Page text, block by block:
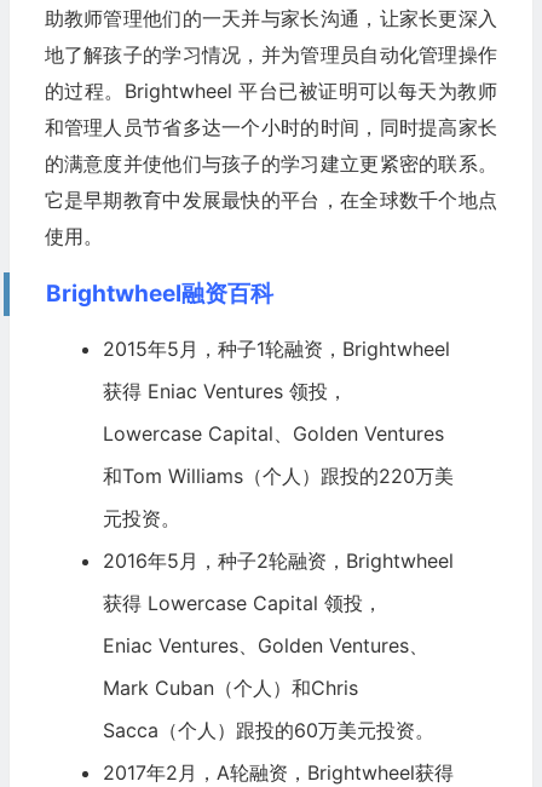
助教师管理他们的一天并与家长沟通，让家长更深入
地了解孩子的学习情况，并为管理员自动化管理操作
的过程。Brightwheel 平台已被证明可以每天为教师
和管理人员节省多达一个小时的时间，同时提高家长
的满意度并使他们与孩子的学习建立更紧密的联系。
它是早期教育中发展最快的平台，在全球数千个地点
使用。
Brightwheel融资百科
2015年5月，种子1轮融资，Brightwheel
获得 Eniac Ventures领投，
Lowercase Capital、Golden Ventures
和Tom Williams（个人）跟投的220万美
元投资。
2016年5月，种子2轮融资，Brightwheel
获得 Lowercase Capital 领投，
Eniac Ventures、Golden Ventures、
Mark Cuban（个人）和Chris
Sacca（个人）跟投的60万美元投资。
2017年2月，A轮融资，Brightwheel获得